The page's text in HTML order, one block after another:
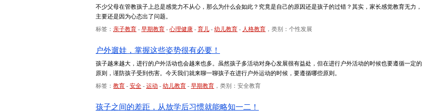
不少父母在管教孩子上总是感觉力不从心，那么为什么会如此？究竟是自己的原因还是孩子的过错？其实，家长感觉教育无力，
主要还是因为心态出了问题。
标签： 亲子教育 - 早期教育 - 心理健康 - 育儿 - 幼儿教育 - 人格教育 ，类别：个性发展
户外遛娃，掌握这些姿势很有必要！
孩子越来越大，进行的户外活动也会越来也多。虽然孩子多活动对身心发展很有益处，但在进行户外活动的时候也要遵循一定的
原则，谨防孩子受到伤害。今天我们就来聊一聊孩子在进行户外运动的时候，要遵循哪些原则。
标签： 教育 - 安全 - 运动 - 幼儿教育 - 早期教育 ，类别：安全教育
孩子之间的差距，从放学后习惯就能略知一二！